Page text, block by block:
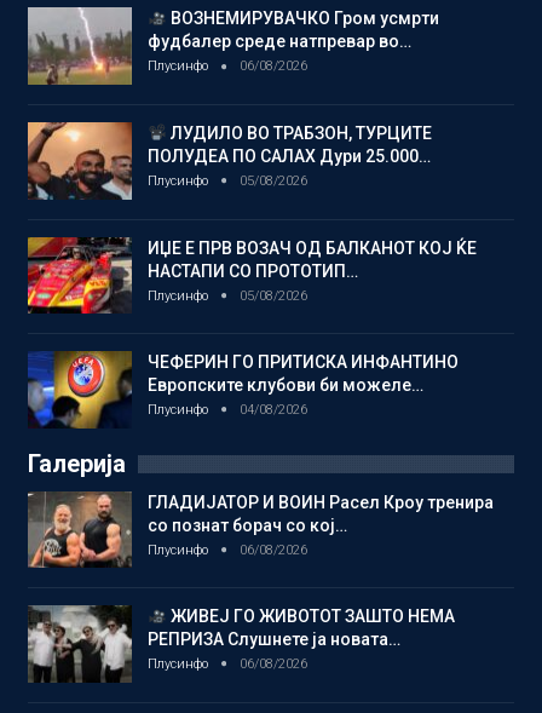
ВОЗНЕМИРУВАЧКО Гром усмрти
фудбалер среде натпревар во…
Плусинфо 06/08/2026
ЛУДИЛО ВО ТРАБЗОН, ТУРЦИТЕ
ПОЛУДЕА ПО САЛАХ Дури 25.000…
Плусинфо 05/08/2026
ИЏЕ Е ПРВ ВОЗАЧ ОД БАЛКАНОТ КОЈ ЌЕ
НАСТАПИ СО ПРОТОТИП…
Плусинфо 05/08/2026
ЧЕФЕРИН ГО ПРИТИСКА ИНФАНТИНО
Европските клубови би можеле…
Плусинфо 04/08/2026
Галерија
ГЛАДИЈАТОР И ВОИН Расел Кроу тренира
со познат борач со кој…
Плусинфо 06/08/2026
ЖИВЕЈ ГО ЖИВОТОТ ЗАШТО НЕМА
РЕПРИЗА Слушнете ја новата…
Плусинфо 06/08/2026